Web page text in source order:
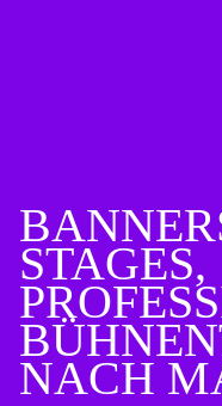
STAGES,
NACH